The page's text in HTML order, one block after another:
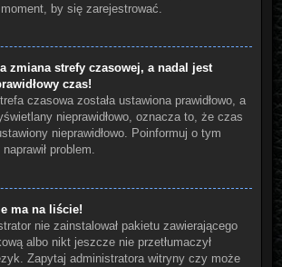
by się zarejestrować.
zmiana strefy czasowej, a nadal jest
czas!
czasowa została ustawiona prawidłowo, a
nieprawidłowo, oznacza to, że czas
nieprawidłowo. Poinformuj o tym
problem.
ma na liście!
nie zainstalował pakietu zawierającego
albo nikt jeszcze nie przetłumaczył
Zapytaj administratora witryny czy może